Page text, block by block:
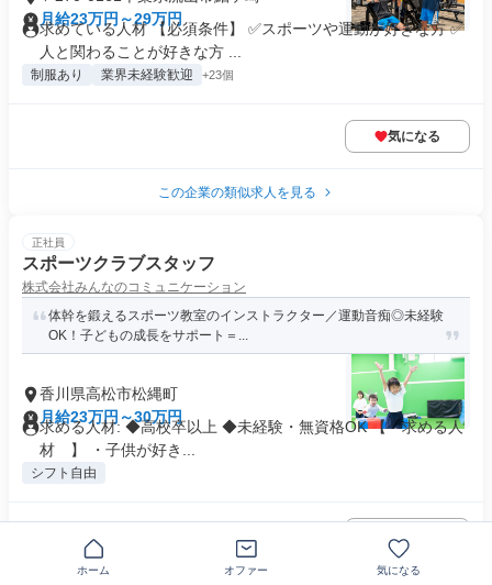
月給23万円～29万円
求めている人材 【必須条件】 ✅スポーツや運動が好きな方 ✅
人と関わることが好きな方 ...
制服あり 業界未経験歓迎 +23個
気になる
この企業の類似求人を見る
正社員
スポーツクラブスタッフ
株式会社みんなのコミュニケーション
体幹を鍛えるスポーツ教室のインストラクター／運動音痴◎未経験
OK！子どもの成長をサポート＝...
香川県高松市松縄町
月給23万円～30万円
求める人材: ◆高校卒以上 ◆未経験・無資格OK 【 求める人
材 】 ・子供が好き...
シフト自由
ホーム オファー 気になる